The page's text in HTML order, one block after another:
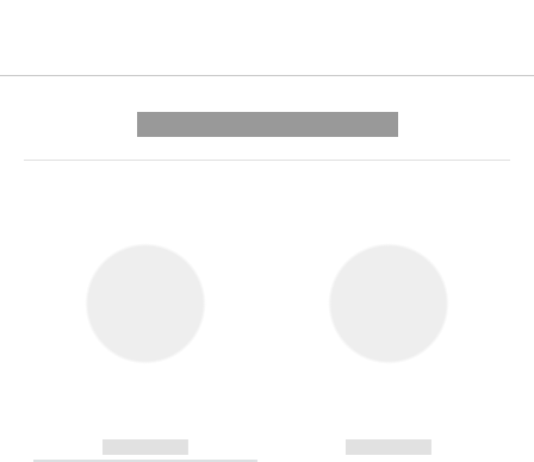
------------
------------